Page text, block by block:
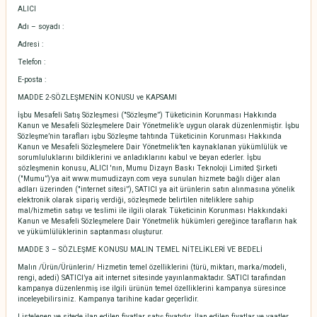
ALICI
Adı – soyadı :
Adresi :
Telefon :
E-posta :
MADDE 2-SÖZLEŞMENİN KONUSU ve KAPSAMI
İşbu Mesafeli Satış Sözleşmesi ("Sözleşme”) Tüketicinin Korunması Hakkında
Kanun ve Mesafeli Sözleşmelere Dair Yönetmelik’e uygun olarak düzenlenmiştir. İşbu
Sözleşme’nin tarafları işbu Sözleşme tahtında Tüketicinin Korunması Hakkında
Kanun ve Mesafeli Sözleşmelere Dair Yönetmelik’ten kaynaklanan yükümlülük ve
sorumluluklarını bildiklerini ve anladıklarını kabul ve beyan ederler. İşbu
sözleşmenin konusu, ALICI 'nın, Mumu Dizayn Baskı Teknoloji Limited Şirketi
("Mumu”)’ya ait www.mumudizayn.com veya sunulan hizmete bağlı diğer alan
adları üzerinden ("internet sitesi”), SATICI ya ait ürünlerin satın alınmasına yönelik
elektronik olarak sipariş verdiği, sözleşmede belirtilen niteliklere sahip
mal/hizmetin satışı ve teslimi ile ilgili olarak Tüketicinin Korunması Hakkındaki
Kanun ve Mesafeli Sözleşmelere Dair Yönetmelik hükümleri gereğince tarafların hak
ve yükümlülüklerinin saptanması oluşturur.
MADDE 3 – SÖZLEŞME KONUSU MALIN TEMEL NİTELİKLERİ VE BEDELİ
Malın /Ürün/Ürünlerin/ Hizmetin temel özelliklerini (türü, miktarı, marka/modeli,
rengi, adedi) SATICI’ya ait internet sitesinde yayınlanmaktadır. SATICI tarafından
kampanya düzenlenmiş ise ilgili ürünün temel özelliklerini kampanya süresince
inceleyebilirsiniz. Kampanya tarihine kadar geçerlidir.